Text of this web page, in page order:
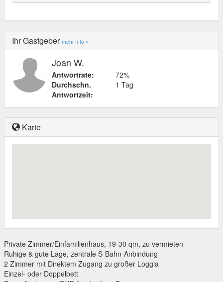
Ihr Gastgeber mehr Info »
Joan W.
Antwortrate:
72%
Durchschn.
Antwortzeit:
1 Tag
Karte
Private Zimmer/Einfamilienhaus, 19-30 qm, zu vermieten
Ruhige & gute Lage, zentrale S-Bahn-Anbindung
2 Zimmer mit Direktem Zugang zu großer Loggia
Einzel- oder Doppelbett